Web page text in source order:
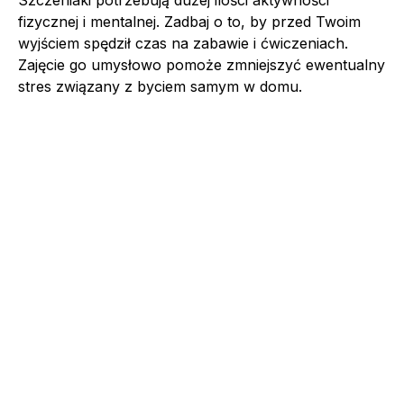
fizycznej i mentalnej. Zadbaj o to, by przed Twoim
wyjściem spędził czas na zabawie i ćwiczeniach.
Zajęcie go umysłowo pomoże zmniejszyć ewentualny
stres związany z byciem samym w domu.